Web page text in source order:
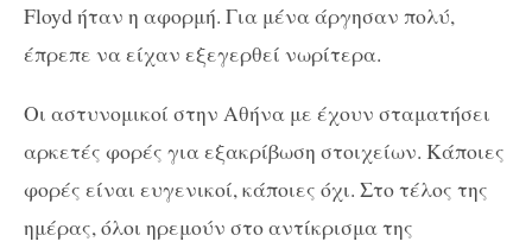
Floyd ήταν η αφορμή. Για μένα άργησαν πολύ,
έπρεπε να είχαν εξεγερθεί νωρίτερα.
Οι αστυνομικοί στην Αθήνα με έχουν σταματήσει
αρκετές φορές για εξακρίβωση στοιχείων. Κάποιες
φορές είναι ευγενικοί, κάποιες όχι. Στο τέλος της
ημέρας, όλοι ηρεμούν στο αντίκρισμα της